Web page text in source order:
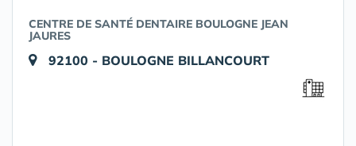
CENTRE DE SANTÉ DENTAIRE BOULOGNE JEAN
JAURES
92100 - BOULOGNE BILLANCOURT